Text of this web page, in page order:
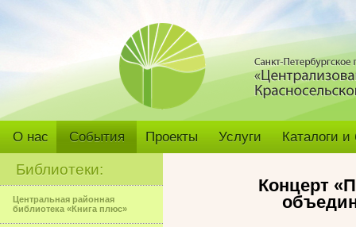
О нас События Проекты Услуги Каталоги
Библиотеки:
Центральная районная
библиотека «Книга плюс»
Концерт